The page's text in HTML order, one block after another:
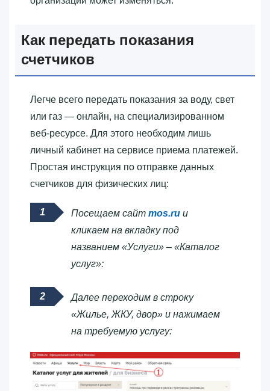
Как передать показания
счетчиков
Легче всего передать показания за воду, свет
или газ — онлайн, на специализированном
веб-ресурсе. Для этого необходим лишь
личный кабинет на сервисе приема платежей.
Простая инструкция по отправке данных
счетчиков для физических лиц:
Посещаем сайт mos.ru и
кликаем на вкладку под
названием «Услуги» – «Каталог
услуг»:
Далее переходим в строку
«Жилье, ЖКУ, двор» и нажимаем
на требуемую услугу: